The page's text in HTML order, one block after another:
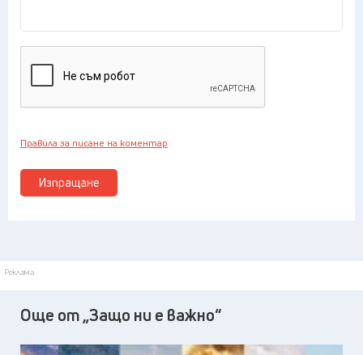
Изпращане
Правила за писане на коментар
Реклама
Още от „Защо ни е важно“